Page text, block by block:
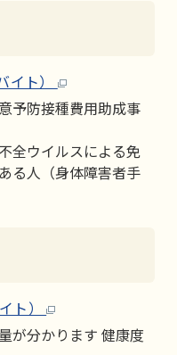
イト）
予防接種費用助成事
全ウイルスによる免
る人（身体障害者手
ト）
が分かります 健康度